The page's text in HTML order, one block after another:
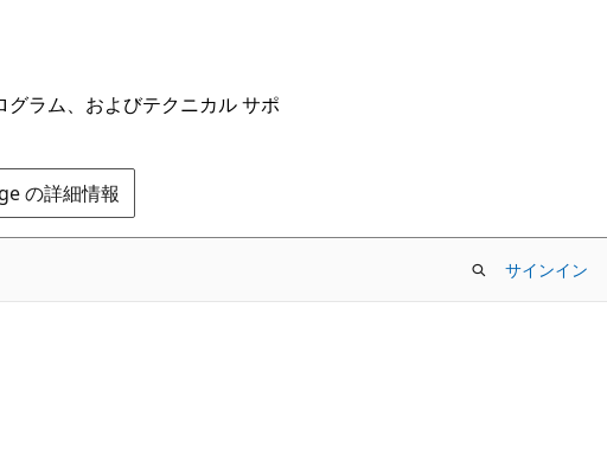
ラム、およびテクニカル サポ
の詳細情報
サインイン